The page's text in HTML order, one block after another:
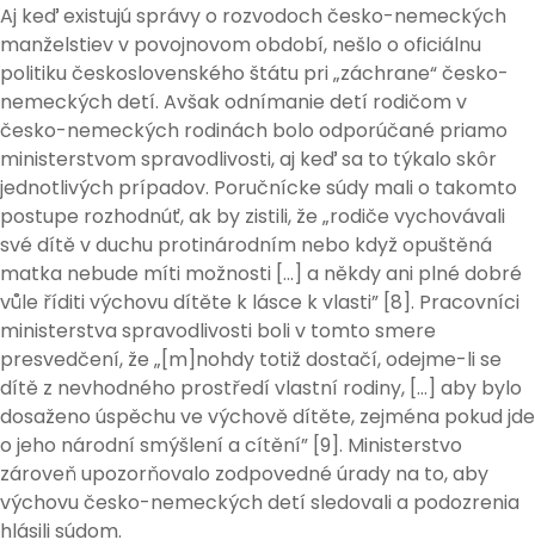
Aj keď existujú správy o rozvodoch česko-nemeckých
manželstiev v povojnovom období, nešlo o oficiálnu
politiku československého štátu pri „záchrane“ česko-
nemeckých detí. Avšak odnímanie detí rodičom v
česko-nemeckých rodinách bolo odporúčané priamo
ministerstvom spravodlivosti, aj keď sa to týkalo skôr
jednotlivých prípadov. Poručnícke súdy mali o takomto
postupe rozhodnúť, ak by zistili, že „rodiče vychovávali
své dítě v duchu protinárodním nebo když opuštěná
matka nebude míti možnosti […] a někdy ani plné dobré
vůle říditi výchovu dítěte k lásce k vlasti” [8]. Pracovníci
ministerstva spravodlivosti boli v tomto smere
presvedčení, že „[m]nohdy totiž dostačí, odejme-li se
dítě z nevhodného prostředí vlastní rodiny, […] aby bylo
dosaženo úspěchu ve výchově dítěte, zejména pokud jde
o jeho národní smýšlení a cítění” [9]. Ministerstvo
zároveň upozorňovalo zodpovedné úrady na to, aby
výchovu česko-nemeckých detí sledovali a podozrenia
hlásili súdom.